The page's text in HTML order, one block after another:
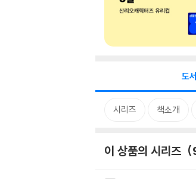
도
시리즈 책소개
이 상품의 시리즈